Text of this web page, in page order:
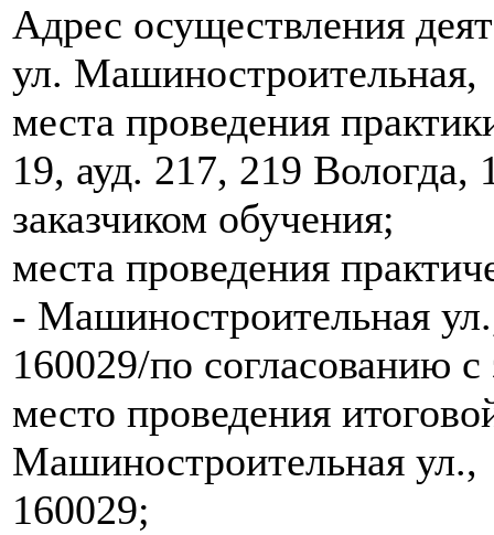
Адрес осуществления
ул.
места проведения
19, ауд. 217, 219 Вологда,
заказчиком обучения;
места проведения
- Машиностроительная
160029/по согласованию с
место проведения
Машиностроительная ул.,
160029;